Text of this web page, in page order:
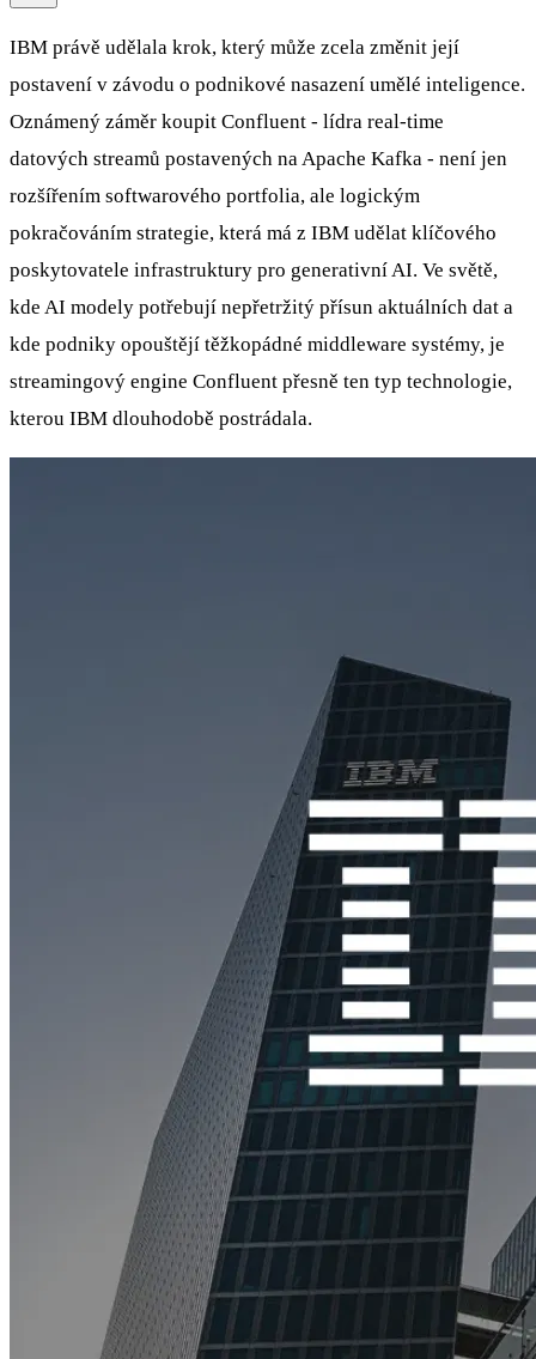
IBM právě udělala krok, který může zcela změnit její
postavení v závodu o podnikové nasazení umělé inteligence.
Oznámený záměr koupit Confluent - lídra real-time
datových streamů postavených na Apache Kafka - není jen
rozšířením softwarového portfolia, ale logickým
pokračováním strategie, která má z IBM udělat klíčového
poskytovatele infrastruktury pro generativní AI. Ve světě,
kde AI modely potřebují nepřetržitý přísun aktuálních dat a
kde podniky opouštějí těžkopádné middleware systémy, je
streamingový engine Confluent přesně ten typ technologie,
kterou IBM dlouhodobě postrádala.